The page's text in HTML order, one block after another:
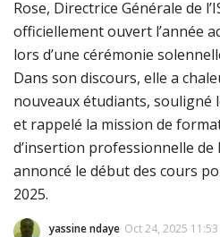
Magazine
Nos Videos
Partenaires
Connexion
Register
Rose, Directrice Générale de
officiellement ouvert l’année
lors d’une cérémonie
Dans son discours, elle a
nouveaux étudiants, souligné
et rappelé la mission de
d’insertion professionnelle de
annoncé le début des cours
2025.
yassine ndaye Oct 24, 2025 11:53